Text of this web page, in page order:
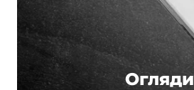
Огляди